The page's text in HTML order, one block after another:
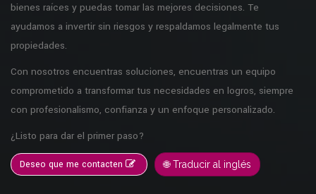
bienes raíces y puedas tomar las mejores decisiones. Te
ayudamos a invertir sin riesgos y respaldamos legalmente tus
propiedades.
Con nosotros encuentras soluciones, encuentras un equipo
comprometido a transformar tus necesidades en logros, siempre
con profesionalismo, confianza y un enfoque personalizado.
¿Listo para dar el primer paso?
Deseo que me contacten 🌐 Traducir al inglés